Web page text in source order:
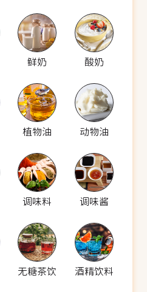
鲜奶 酸奶
植物油 动物油
调味料 调味酱
无糖茶饮 酒精饮料